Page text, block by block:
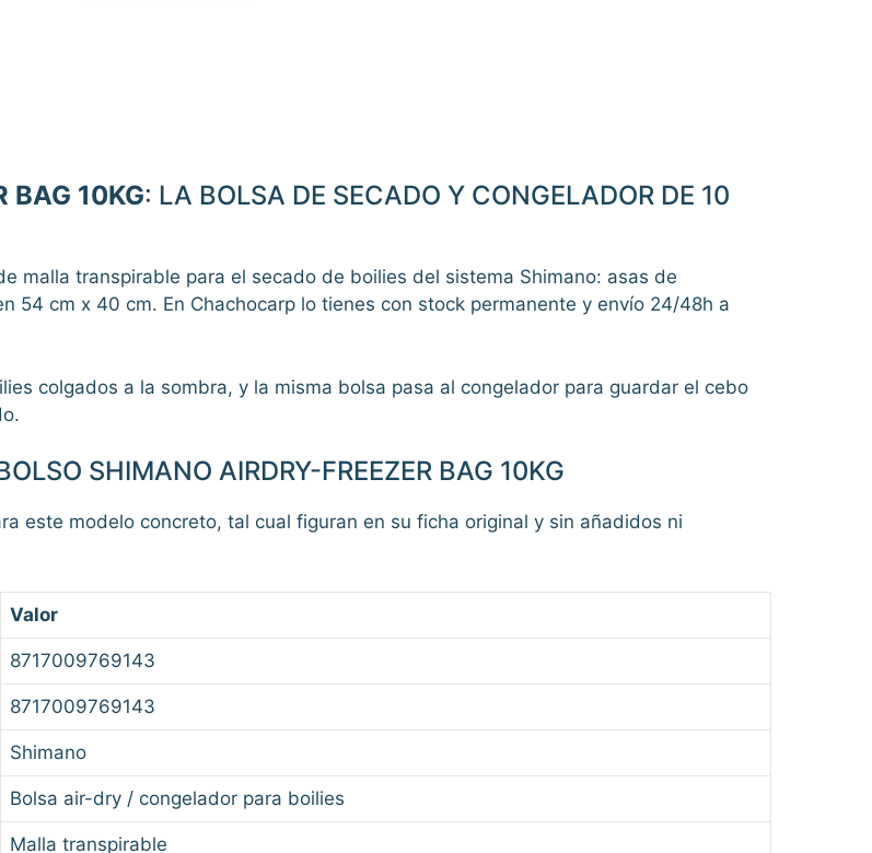
BAG 10KG: LA BOLSA DE SECADO Y CONGELADOR DE 10
malla transpirable para el secado de boilies del sistema Shimano: asas de
54 cm x 40 cm. En Chachocarp lo tienes con stock permanente y envío 24/48h a
colgados a la sombra, y la misma bolsa pasa al congelador para guardar el cebo
SHIMANO AIRDRY-FREEZER BAG 10KG
este modelo concreto, tal cual figuran en su ficha original y sin añadidos ni
Valor
8717009769143
8717009769143
Shimano
Bolsa air-dry / congelador para boilies
Malla transpirable